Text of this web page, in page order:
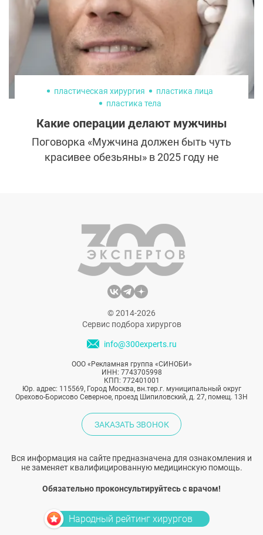
пластическая хирургия
пластика лица
пластика тела
Какие операции делают мужчины
Поговорка «Мужчина должен быть чуть
красивее обезьяны» в 2025 году не
салоны красоты. Пластику они тоже
делают, причем эта цифра постоянно
растет. Так, только в США и только в 2024
году было выполнено 1,6 млн «мужских»
операций. Рассказываем, почему сильный
пол решается на пластику и на какую
именно.
© 2014-2026
Сервис подбора хирургов
info@300experts.ru
ООО «Рекламная группа «СИНОБИ»
ИНН: 7743705998
КПП: 772401001
Юр. адрес: 115569, Город Москва, вн.тер.г. муниципальный округ
Орехово-Борисово Северное, проезд Шипиловский, д. 27, помещ. 13Н
ЗАКАЗАТЬ ЗВОНОК
Вся информация на сайте предназначена для ознакомления и
не заменяет квалифицированную медицинскую помощь.
Обязательно проконсультируйтесь с врачом!
Народный рейтинг хирургов